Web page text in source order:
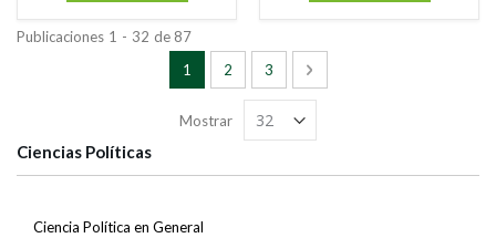
Publicaciones 1 - 32 de 87
Está viendo la página
1 Página
2 Página
3 Página
Siguiente
Mostrar
Ciencias Políticas
Ciencia Política en General